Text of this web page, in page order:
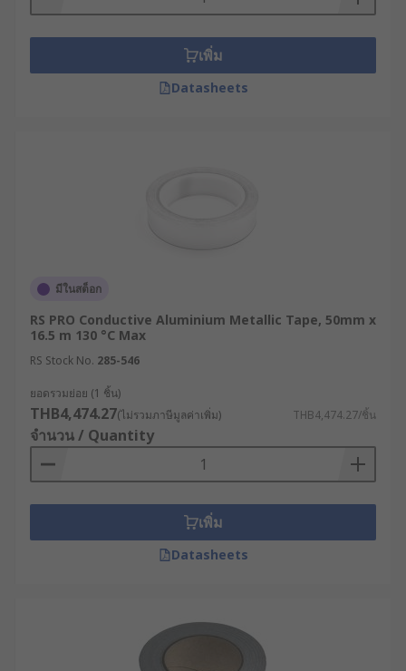
เพิ่ม
Datasheets
มีในสต็อก
RS PRO Conductive Aluminium Metallic Tape, 50mm x
16.5 m 130 °C Max
RS Stock No. 285-546
ยอดรวมย่อย (1 ชิ้น)
THB4,474.27(ไม่รวมภาษีมูลค่าเพิ่ม) THB4,474.27/ชิ้น
จำนวน / Quantity
เพิ่ม
Datasheets